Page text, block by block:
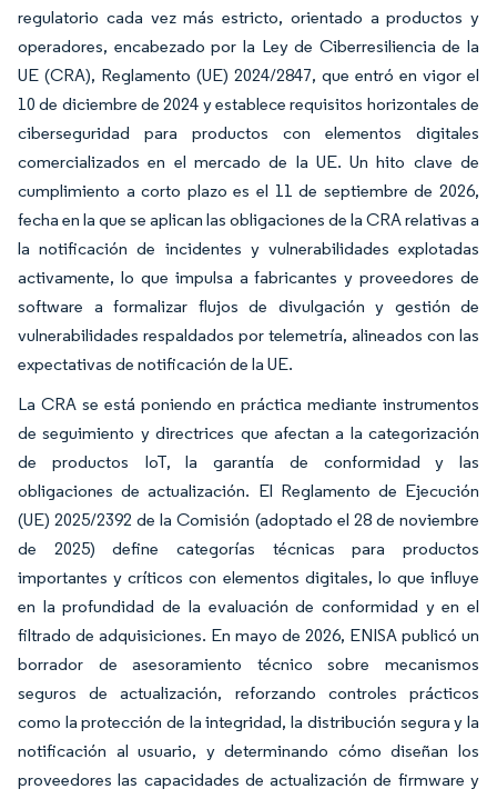
regulatorio cada vez más estricto, orientado a productos y
operadores, encabezado por la Ley de Ciberresiliencia de la
UE (CRA), Reglamento (UE) 2024/2847, que entró en vigor el
10 de diciembre de 2024 y establece requisitos horizontales de
ciberseguridad para productos con elementos digitales
comercializados en el mercado de la UE. Un hito clave de
cumplimiento a corto plazo es el 11 de septiembre de 2026,
fecha en la que se aplican las obligaciones de la CRA relativas a
la notificación de incidentes y vulnerabilidades explotadas
activamente, lo que impulsa a fabricantes y proveedores de
software a formalizar flujos de divulgación y gestión de
vulnerabilidades respaldados por telemetría, alineados con las
expectativas de notificación de la UE.
La CRA se está poniendo en práctica mediante instrumentos
de seguimiento y directrices que afectan a la categorización
de productos IoT, la garantía de conformidad y las
obligaciones de actualización. El Reglamento de Ejecución
(UE) 2025/2392 de la Comisión (adoptado el 28 de noviembre
de 2025) define categorías técnicas para productos
importantes y críticos con elementos digitales, lo que influye
en la profundidad de la evaluación de conformidad y en el
filtrado de adquisiciones. En mayo de 2026, ENISA publicó un
borrador de asesoramiento técnico sobre mecanismos
seguros de actualización, reforzando controles prácticos
como la protección de la integridad, la distribución segura y la
notificación al usuario, y determinando cómo diseñan los
proveedores las capacidades de actualización de firmware y